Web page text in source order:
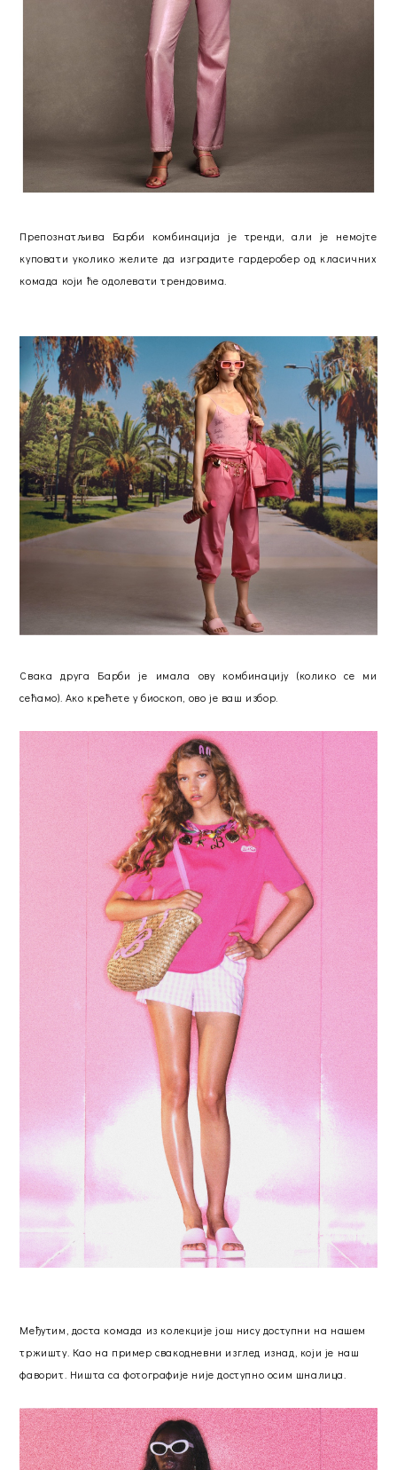
Препознатљива Барби комбинација је тренди, али је немојте
куповати уколико желите да изградите гардеробер од класичних
комада који ће одолевати трендовима.
Свака друга Барби је имала ову комбинацију (колико се ми
сећамо). Ако крећете у биоскоп, ово је ваш избор.
Међутим, доста комада из колекције још нису доступни на нашем
тржишту. Као на пример свакодневни изглед изнад, који је наш
фаворит. Ништа са фотографије није доступно осим шналица.